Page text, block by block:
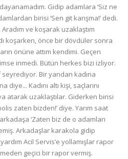
Gidip adamlara ‘Siz ne
birisi ‘Sen git karışma!’ dedi.
Aradım ve koşarak uzaklaştım
koşarken, önce bir dövdüler sonra
önüne attım kendimi. Geçen
inmedi. Bütün herkes bizi izliyor.
Bir yandan kadına
diye... Kadını altı kişi, saçlarını
atarak uzaklaştılar. Giderken birisi
zaten bizden!’ diye. Yarım saat
‘Zaten biz de o adamları
Arkadaşlar karakola gidip
Acil Servis’e yollamışlar rapor
geçici bir rapor vermiş.